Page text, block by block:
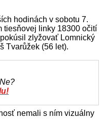
hodinách v sobotu 7.
tiesňovej linky 18300 očití
zlyžovať Lomnický
Tvarůžek (56 let).
Ne?
nemali s ním vizuálny